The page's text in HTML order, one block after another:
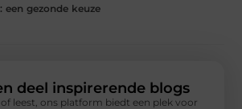
een gezonde keuze
deel inspirerende blogs
leest, ons platform biedt een plek voor